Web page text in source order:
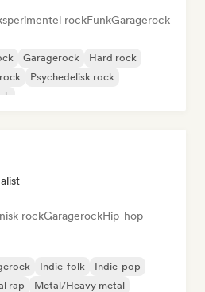
rockFunkGaragerock
Garagerock
Hard rock
Psychedelisk rock
rockGaragerockHip-hop
Indie-folk
Indie-pop
rap
Metal/Heavy metal